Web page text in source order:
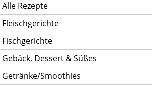
Alle Rezepte
Fleischgerichte
Fischgerichte
Gebäck, Dessert & Süßes
Getränke/Smoothies